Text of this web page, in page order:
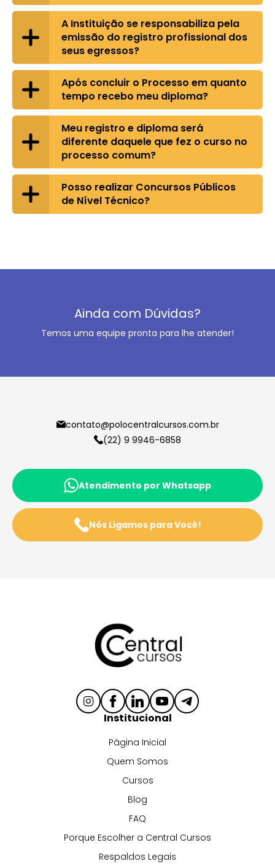
A Instituição se responsabiliza pela
emissão do registro profissional dos
seus egressos?
Após concluir o Processo em quanto
tempo recebo meu diploma?
Meu registro e diploma será
diferente daquele que fez o curso no
processo comum?
Posso realizar Concursos Públicos
de Nível Técnico?
Ainda com Dúvidas?
Temos uma equipe pronta para lhe atender!
contato@polocentralcursos.com.br
(22) 9 9946-6858
Atendimento por Whatsapp
Nós Ligamos para Você!
Institucional
Página Inicial
Quem Somos
Cursos
Blog
FAQ
Porque Escolher a Central Cursos
Respaldos Legais